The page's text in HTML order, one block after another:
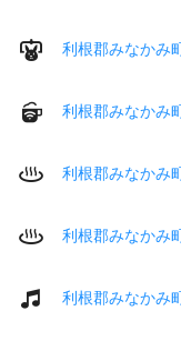
利根郡みなかみ
利根郡みなかみ
利根郡みなかみ
利根郡みなかみ
利根郡みなかみ